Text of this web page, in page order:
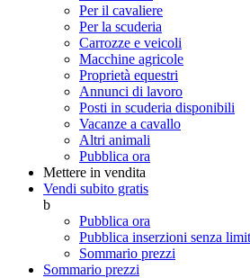
Per il cavaliere
Per la scuderia
Carrozze e veicoli
Macchine agricole
Proprietà equestri
Annunci di lavoro
Posti in scuderia disponibili
Vacanze a cavallo
Altri animali
Pubblica ora
Mettere in vendita
Vendi subito gratis
b
Pubblica ora
Pubblica inserzioni senza limit
Sommario prezzi
Sommario prezzi